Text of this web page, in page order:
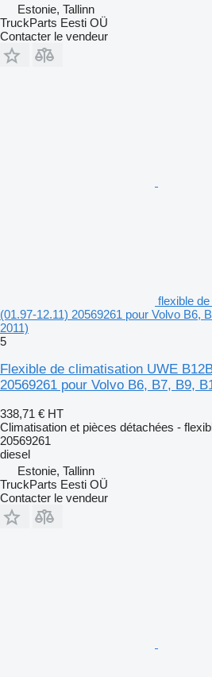
Estonie, Tallinn
TruckParts Eesti OÜ
Contacter le vendeur
flexible
(01.97-12.11) 20569261 pour Volvo B6,
2011)
5
Flexible de climatisation UWE
20569261 pour Volvo B6, B7, B9,
338,71 € HT
Climatisation et pièces détachées -
20569261
diesel
Estonie, Tallinn
TruckParts Eesti OÜ
Contacter le vendeur